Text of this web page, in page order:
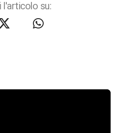
l'articolo su: